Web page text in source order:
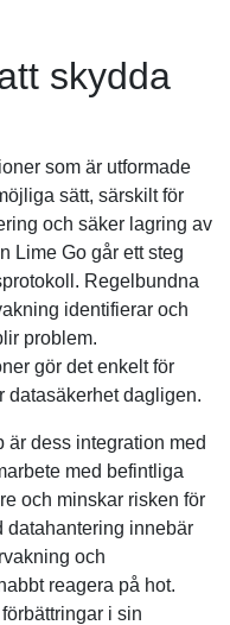
skydda
som är utformade
sätt, särskilt för
och säker lagring av
Lime Go går ett steg
Regelbundna
identifierar och
problem.
gör det enkelt för
datasäkerhet dagligen.
är dess integration med
med befintliga
och minskar risken för
datahantering innebär
och
reagera på hot.
i sin